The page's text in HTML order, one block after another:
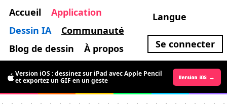
Accueil
Application
Dessin IA
Communauté
Blog de dessin
À propos
Langue
Se connecter
Version Android →
Version iOS : dessinez sur iPad avec Apple Pencil
et exportez un GIF en un geste
Version iOS →